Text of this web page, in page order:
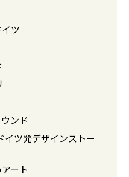
ツ
ンド
ツ発デザインストー
ート